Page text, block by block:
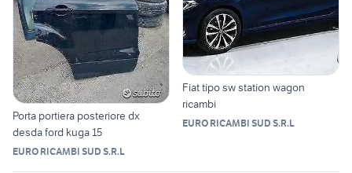
Porta portiera posteriore dx
desda ford kuga 15
EURO RICAMBI SUD S.R.L
Fiat tipo sw station wagon
ricambi
EURO RICAMBI SUD S.R.L